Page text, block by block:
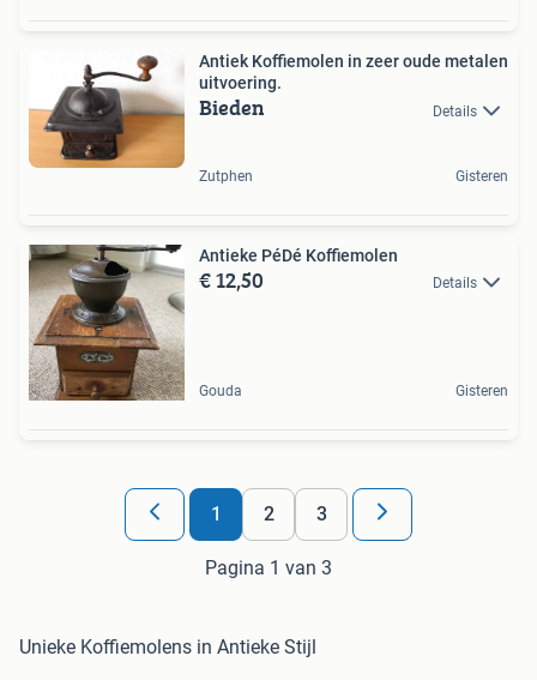
Antiek Koffiemolen in zeer oude metalen
uitvoering.
Bieden Details
Zutphen Gisteren
Antieke PéDé Koffiemolen
€ 12,50 Details
Gouda Gisteren
1 2 3
Pagina 1 van 3
Unieke Koffiemolens in Antieke Stijl